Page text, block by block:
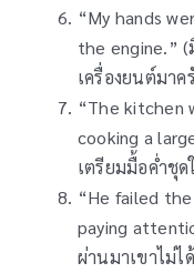
“My hands
the engine.”
เครื่องยนต์มาค
“The kitchen
cooking a
เตรียมมื้อค่ำชุ
“He failed
paying
ผ่านมาเขาไม่ไ